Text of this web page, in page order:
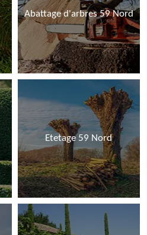
Abattage d'arbres 59 Nord
Etetage 59 Nord